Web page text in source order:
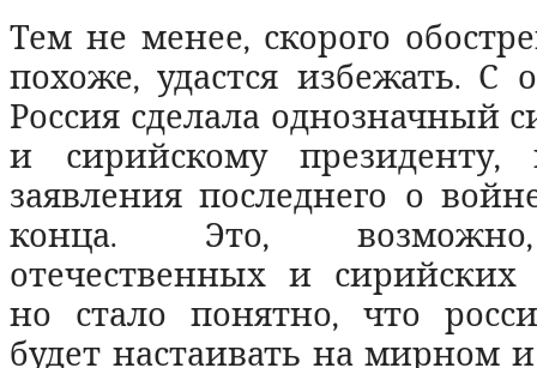
Тем не менее, скорого
похоже, удастся избежать. С
Россия сделала однозначный
и сирийскому президенту,
заявления последнего о
конца. Это,
отечественных и сирийских
но стало понятно, что
будет настаивать на мирном